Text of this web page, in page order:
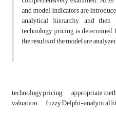
and model indicators are
analytical hierarchy, and
technology pricing is
the results of the model are
technology pricing appropriate
valuation fuzzy Delphi-analytical